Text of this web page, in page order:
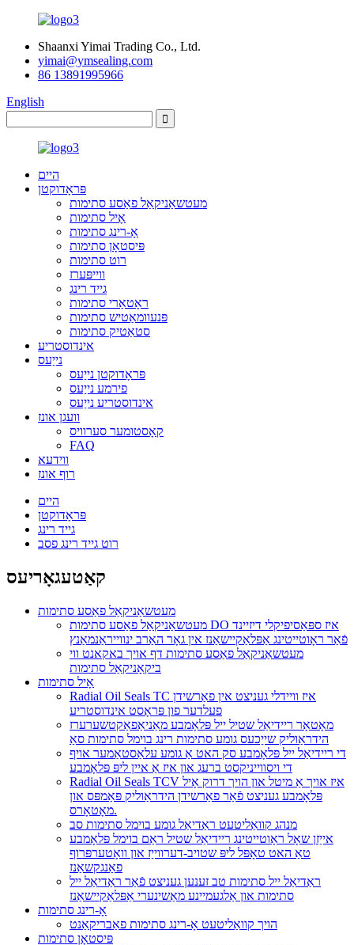
Shaanxi Yimai Trading Co., Ltd.
yimai@ymsealing.com
86 13891995966
English
היים
פּראָדוקטן
מעטשאַניקאַל פאַסע סתימות
אָיל סתימות
אָ-רינג סתימות
פּיסטאָן סתימות
רוט סתימות
ווייפּערז
גייד רינג
ראָטאַרי סתימות
פּנעוומאַטיש סתימות
סטאַטיק סתימות
אינדוסטריע
נייַעס
פּראָדוקטן נייַעס
פירמע נייַעס
אינדוסטריע נייַעס
וועגן אונז
קאָסטומער סערוויס
FAQ
ווידעא
רוף אונז
היים
פּראָדוקטן
גייד רינג
רוט גייד רינג פסב
קאַטעגאָריעס
מעטשאַניקאַל פאַסע סתימות
מעטשאַניקאַל פאַסע סתימות DO איז ספּאַסיפיקלי דיזיינד
פֿאַר ראָוטייטינג אַפּלאַקיישאַנז אין גאָר האַרב ינווייראַנמאַנץ
מעטשאַניקאַל פאַסע סתימות דף אויך באקאנט ווי
ביקאָניקאַל סתימות
אָיל סתימות
Radial Oil Seals TC איז וויידלי געניצט אין פאַרשידן
פעלדער פון פּראָסט אינדוסטריע
מאָטאָר ריידיאַל שטיל ייל פּלאָמבע מאַניאַפאַקטשערערז
הידראַוליק שייַכעס גומע סתימות רינג בוימל סתימות סאַ
די ריידיאַל ייל פּלאָמבע סק האט אַ גומע עלאַסטאַמער אויף
די ויסווייניקסט ברעג און איז אַ איין ליפּ פּלאָמבע
Radial Oil Seals TCV איז אויך אַ מיטל און הויך דרוק אָיל
פּלאָמבע געניצט פֿאַר פאַרשידן הידראַוליק פּאַמפּס און
מאָטאָרס.
מנהג קוואַליטעט ראַדיאַל גומע בוימל סתימות סב
אייַזן שאָל ראָוטייטינג ריידיאַל שטיל ראַם בוימל פּלאָמבע
טאַ האט טאָפּל ליפּ שטויב-דערווייַז און וואָטערפּרוף
פאַנגקשאַנז
ראַדיאַל ייל סתימות טב זענען געניצט פֿאַר ראַדיאַל ייל
סתימות און אַלגעמיינע מאַשינערי אַפּלאַקיישאַנז
אָ-רינג סתימות
הויך קוואַליטעט אָ-רינג סתימות פאַבריקאַנט
פּיסטאָן סתימות